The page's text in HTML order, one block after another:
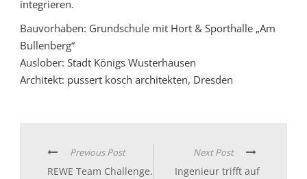
integrieren.
Bauvorhaben: Grundschule mit Hort & Sporthalle „Am
Bullenberg“
Auslober: Stadt Königs Wusterhausen
Architekt: pussert kosch architekten, Dresden
Previous Post
REWE Team Challenge.
Next Post
Ingenieur trifft auf